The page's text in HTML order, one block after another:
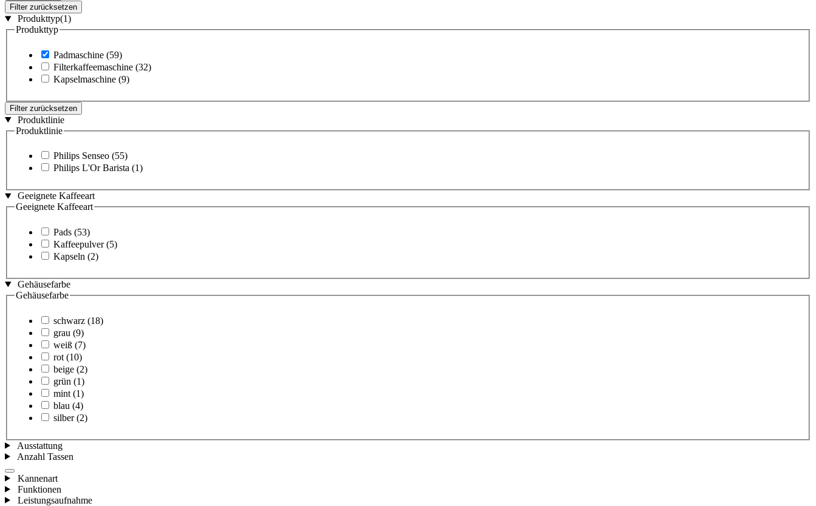
Filter zurücksetzen
Produkttyp(1)
Produkttyp
Padmaschine (59)
Filterkaffeemaschine (32)
Kapselmaschine (9)
Filter zurücksetzen
Produktlinie
Produktlinie
Philips Senseo (55)
Philips L'Or Barista (1)
Geeignete Kaffeeart
Geeignete Kaffeeart
Pads (53)
Kaffeepulver (5)
Kapseln (2)
Gehäusefarbe
Gehäusefarbe
schwarz (18)
grau (9)
weiß (7)
rot (10)
beige (2)
grün (1)
mint (1)
blau (4)
silber (2)
Ausstattung
Anzahl Tassen
Kannenart
Funktionen
Leistungsaufnahme